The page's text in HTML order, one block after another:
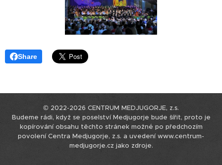
Share
© 2022-2026 CENTRUM MEDJUGORJE, z.s.
Budeme rádi, když se poselství Medjugorje bude šířit, proto je
kopírování obsahu těchto stránek možné po předchozím
povolení Centra Medjugorje, z.s. a uvedení www.centrum-
medjugorje.cz jako zdroje.